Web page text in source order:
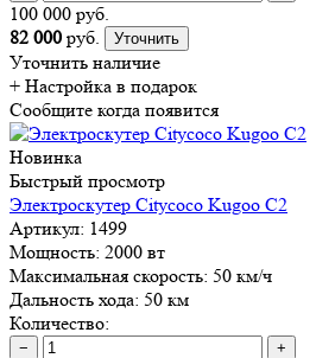
100 000 руб.
82 000 руб. Уточнить
Уточнить наличие
+ Настройка в подарок
Сообщите когда появится
Новинка
Быстрый просмотр
Электроскутер Citycoco Kugoo C2
Артикул: 1499
Мощность: 2000 вт
Максимальная скорость: 50 км/ч
Дальность хода: 50 км
Количество:
− +